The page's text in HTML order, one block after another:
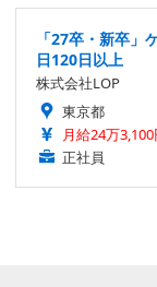
「27卒・新卒
日120日以上
株式会社LOP
東京都
月給24万
正社員